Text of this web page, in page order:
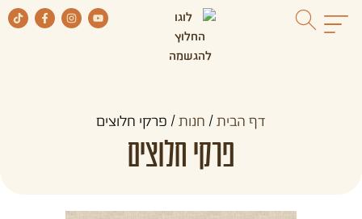
דף הבית / חנות / פרקי חלוצים
פרקי חלוצים